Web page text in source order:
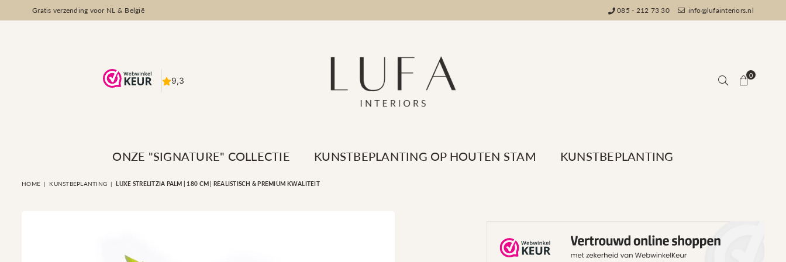
Gratis verzending voor NL & België 085 - 212 73 30 info@lufainteriors.nl
INTERIORS
0
ONZE "SIGNATURE" COLLECTIE KUNSTBEPLANTING OP HOUTEN STAM KUNSTBEPLANTING
HOME | KUNSTBEPLANTING | LUXE STRELITZIA PALM | 180 CM | REALISTISCH & PREMIUM KWALITEIT